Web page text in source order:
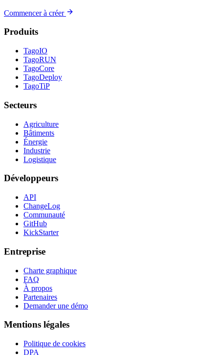
Commencer à créer
Produits
TagoIO
TagoRUN
TagoCore
TagoDeploy
TagoTiP
Secteurs
Agriculture
Bâtiments
Énergie
Industrie
Logistique
Développeurs
API
ChangeLog
Communauté
GitHub
KickStarter
Entreprise
Charte graphique
FAQ
À propos
Partenaires
Demander une démo
Mentions légales
Politique de cookies
DPA